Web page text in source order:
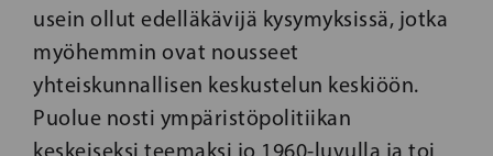
usein ollut edelläkävijä kysymyksissä, jotka
myöhemmin ovat nousseet
yhteiskunnallisen keskustelun keskiöön.
Puolue nosti ympäristöpolitiikan
keskeiseksi teemaksi jo 1960-luvulla ja toi